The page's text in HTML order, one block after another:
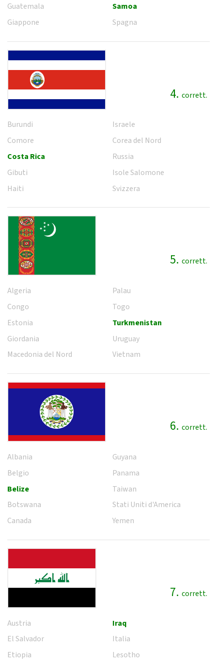
Guatemala
Giappone
Samoa
Spagna
4. corrett.
Burundi
Comore
Costa Rica
Gibuti
Haiti
Israele
Corea del Nord
Russia
Isole Salomone
Svizzera
5. corrett.
Algeria
Congo
Estonia
Giordania
Macedonia del Nord
Palau
Togo
Turkmenistan
Uruguay
Vietnam
6. corrett.
Albania
Belgio
Belize
Botswana
Canada
Guyana
Panama
Taiwan
Stati Uniti d'America
Yemen
7. corrett.
Austria
El Salvador
Etiopia
Iraq
Italia
Lesotho